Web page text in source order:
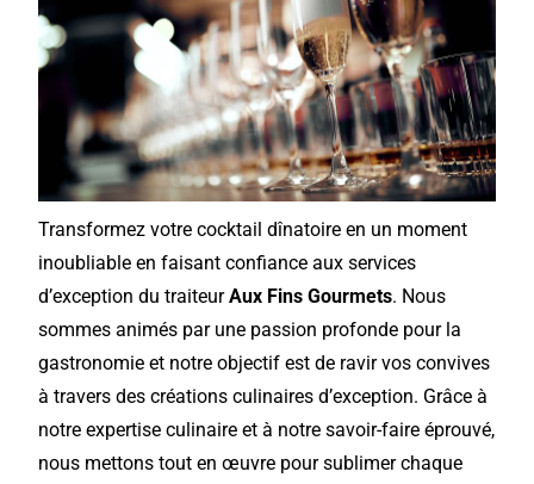
Transformez votre cocktail dînatoire en un moment
inoubliable en faisant confiance aux services
d’exception du traiteurAux Fins Gourmets. Nous
sommes animés par une passion profonde pour la
gastronomie et notre objectif est de ravir vos convives
à travers des créations culinaires d’exception. Grâce à
notre expertise culinaire et à notre savoir-faire éprouvé,
nous mettons tout en œuvre pour sublimer chaque